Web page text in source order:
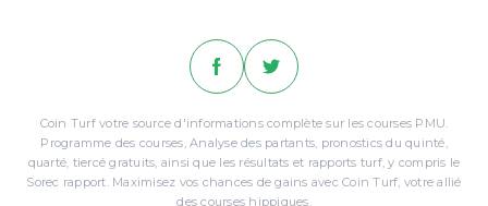
Coin Turf votre source d'informations complète sur les courses PMU.
Programme des courses, Analyse des partants, pronostics du quinté,
quarté, tiercé gratuits, ainsi que les résultats et rapports turf, y compris le
Sorec rapport. Maximisez vos chances de gains avec Coin Turf, votre allié
des courses hippiques.